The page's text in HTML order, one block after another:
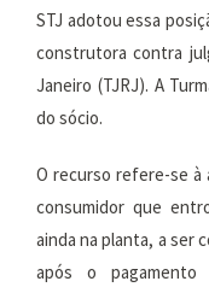
STJ adotou essa
construtora contra
Janeiro (TJRJ). A
do sócio.
O recurso refere-se à
consumidor que
ainda na planta, a ser
após o